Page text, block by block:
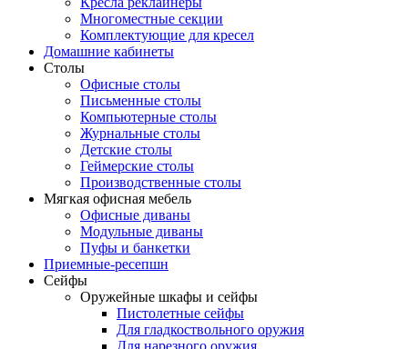
Многоместные секции
Комплектующие для кресел
Домашние кабинеты
Столы
Офисные столы
Письменные столы
Компьютерные столы
Журнальные столы
Детские столы
Геймерские столы
Производственные столы
Мягкая офисная мебель
Офисные диваны
Модульные диваны
Пуфы и банкетки
Приемные-ресепшн
Сейфы
Оружейные шкафы и сейфы
Пистолетные сейфы
Для гладкоствольного оружия
Для нарезного оружия